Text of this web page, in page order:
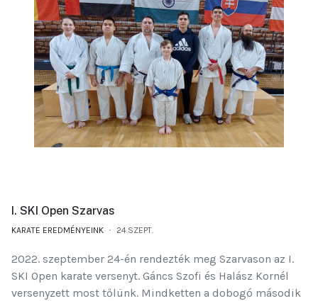
I. SKI Open Szarvas
KARATE EREDMÉNYEINK 24.SZEPT.
2022. szeptember 24-én rendezték meg Szarvason az I.
SKI Open karate versenyt. Gáncs Szofi és Halász Kornél
versenyzett most tőlünk. Mindketten a dobogó második